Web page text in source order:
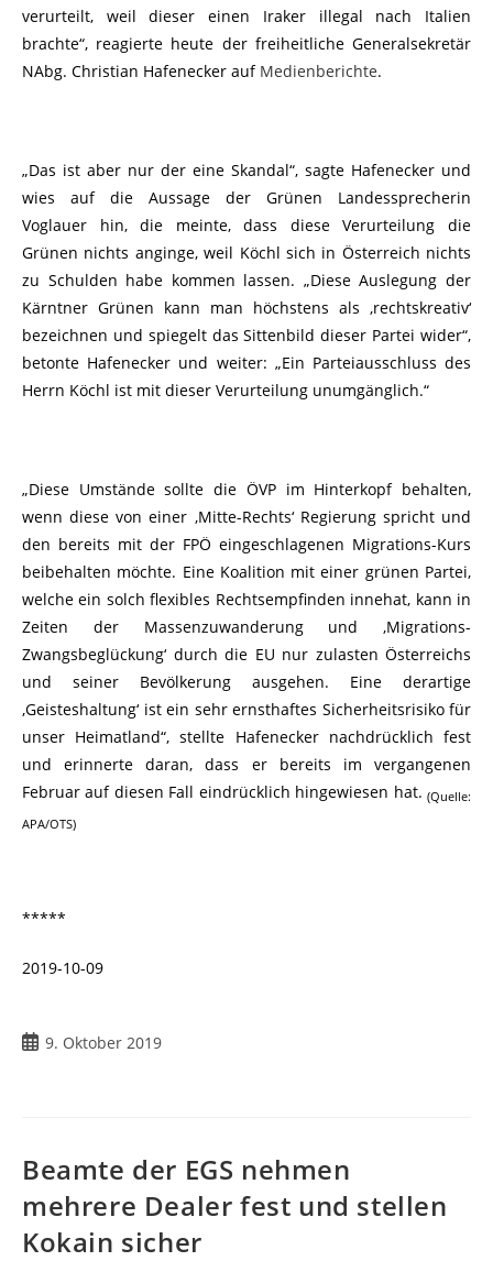
verurteilt, weil dieser einen Iraker illegal nach Italien
brachte“, reagierte heute der freiheitliche Generalsekretär
NAbg. Christian Hafenecker auf Medienberichte.
„Das ist aber nur der eine Skandal“, sagte Hafenecker und
wies auf die Aussage der Grünen Landessprecherin
Voglauer hin, die meinte, dass diese Verurteilung die
Grünen nichts anginge, weil Köchl sich in Österreich nichts
zu Schulden habe kommen lassen. „Diese Auslegung der
Kärntner Grünen kann man höchstens als ‚rechtskreativ‘
bezeichnen und spiegelt das Sittenbild dieser Partei wider“,
betonte Hafenecker und weiter: „Ein Parteiausschluss des
Herrn Köchl ist mit dieser Verurteilung unumgänglich.“
„Diese Umstände sollte die ÖVP im Hinterkopf behalten,
wenn diese von einer ‚Mitte-Rechts‘ Regierung spricht und
den bereits mit der FPÖ eingeschlagenen Migrations-Kurs
beibehalten möchte. Eine Koalition mit einer grünen Partei,
welche ein solch flexibles Rechtsempfinden innehat, kann in
Zeiten der Massenzuwanderung und ‚Migrations-
Zwangsbeglückung‘ durch die EU nur zulasten Österreichs
und seiner Bevölkerung ausgehen. Eine derartige
‚Geisteshaltung‘ ist ein sehr ernsthaftes Sicherheitsrisiko für
unser Heimatland“, stellte Hafenecker nachdrücklich fest
und erinnerte daran, dass er bereits im vergangenen
Februar auf diesen Fall eindrücklich hingewiesen hat. (Quelle:
APA/OTS)
*****
2019-10-09
Beitrag
9. Oktober 2019
Beamte der EGS nehmen
mehrere Dealer fest und stellen
Kokain sicher